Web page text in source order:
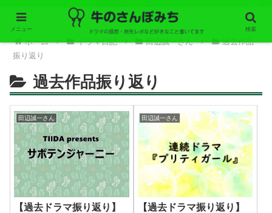
ホーム ドラマ日記 田辺誠一さん
過去作品
振り返り
過去作品振り返り
田辺誠一さん
【過去ドラマ振り返り】
田辺誠一さん
【過去ドラマ振り返り】
メニュー 検索